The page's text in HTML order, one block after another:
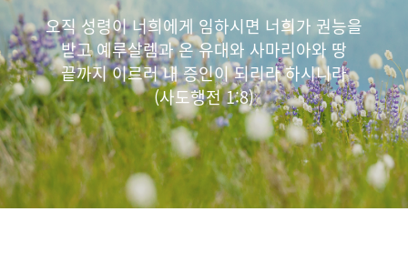
오직 성령이 너희에게 임하시면 너희가 권능을
받고 예루살렘과 온 유대와 사마리아와 땅
끝까지 이르러 내 증인이 되리라 하시니라
(사도행전 1:8)